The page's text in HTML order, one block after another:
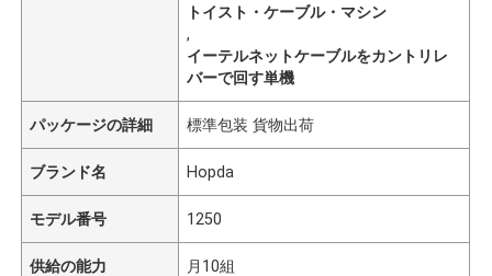
トイスト・ケーブル・マシン
,
イーテルネットケーブルをカントリレ
バーで回す単機
パッケージの詳細 標準包装 貨物出荷
ブランド名 Hopda
モデル番号 1250
供給の能力 月10組